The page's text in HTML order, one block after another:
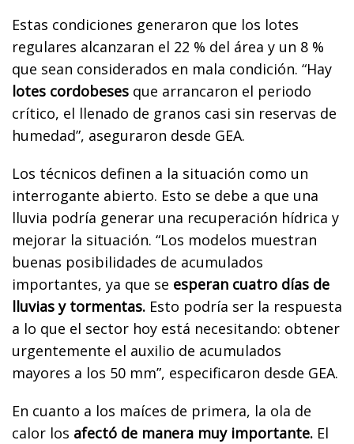
Estas condiciones generaron que los lotes
regulares alcanzaran el 22 % del área y un 8 %
que sean considerados en mala condición. “Hay
lotes cordobeses que arrancaron el periodo
crítico, el llenado de granos casi sin reservas de
humedad”, aseguraron desde GEA.
Los técnicos definen a la situación como un
interrogante abierto. Esto se debe a que una
lluvia podría generar una recuperación hídrica y
mejorar la situación. “Los modelos muestran
buenas posibilidades de acumulados
importantes, ya que se esperan cuatro días de
lluvias y tormentas. Esto podría ser la respuesta
a lo que el sector hoy está necesitando: obtener
urgentemente el auxilio de acumulados
mayores a los 50 mm”, especificaron desde GEA.
En cuanto a los maíces de primera, la ola de
calor los afectó de manera muy importante. El